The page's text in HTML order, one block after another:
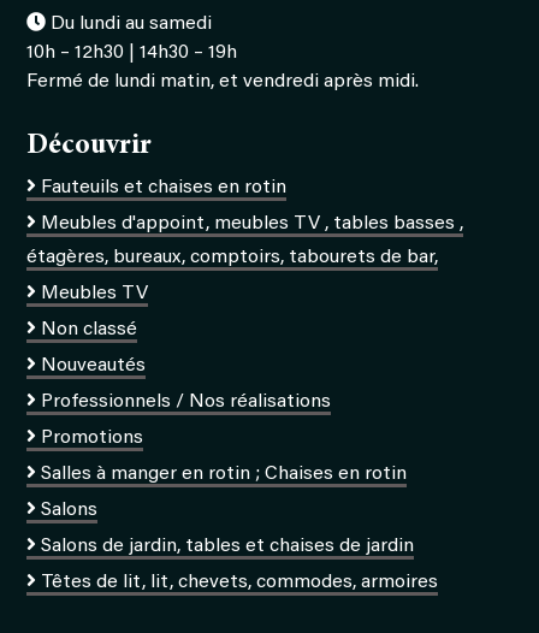
Du lundi au samedi
10h – 12h30 | 14h30 – 19h
Fermé de lundi matin, et vendredi après midi.
Découvrir
Fauteuils et chaises en rotin
Meubles d'appoint, meubles TV , tables basses ,
étagères, bureaux, comptoirs, tabourets de bar,
Meubles TV
Non classé
Nouveautés
Professionnels / Nos réalisations
Promotions
Salles à manger en rotin ; Chaises en rotin
Salons
Salons de jardin, tables et chaises de jardin
Têtes de lit, lit, chevets, commodes, armoires